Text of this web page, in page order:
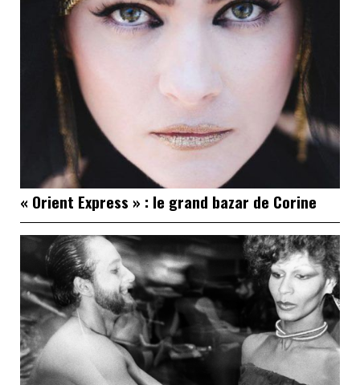
« Orient Express » : le grand bazar de Corine